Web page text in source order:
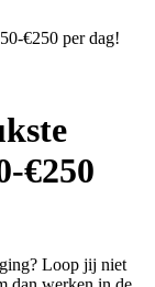
€250 per dag!
€250
Loop jij niet